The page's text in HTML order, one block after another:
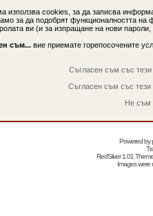
използва cookies, за да записва
за да подобрят функционалността
ви (и за изпращане на нови
съм... вие приемате горепосочените
Съгласен съм със
Съгласен съм със
Не съм
Powered by
RedSilver 1.01
Images were